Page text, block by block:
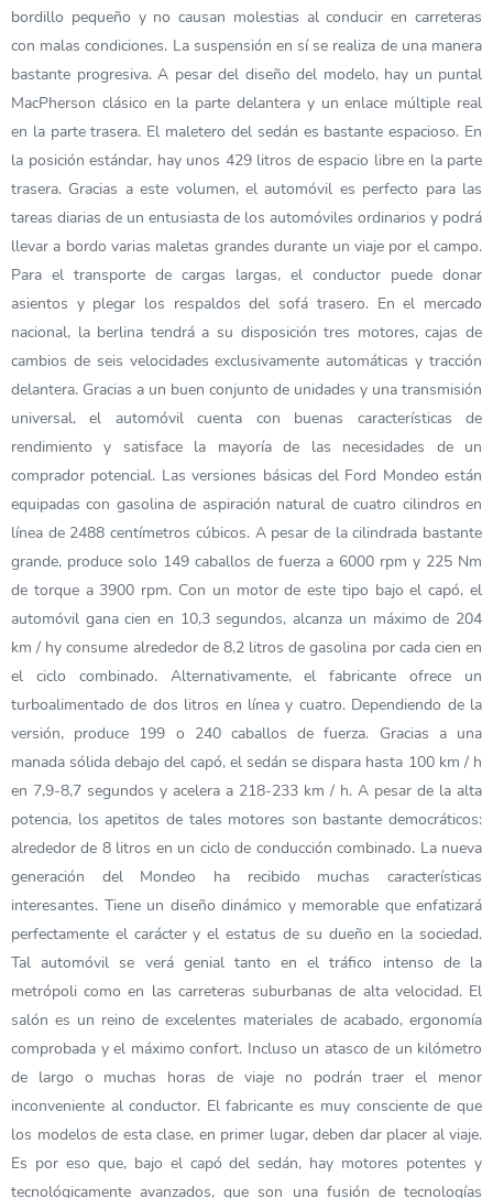
bordillo pequeño y no causan molestias al conducir en carreteras
con malas condiciones. La suspensión en sí se realiza de una manera
bastante progresiva. A pesar del diseño del modelo, hay un puntal
MacPherson clásico en la parte delantera y un enlace múltiple real
en la parte trasera. El maletero del sedán es bastante espacioso. En
la posición estándar, hay unos 429 litros de espacio libre en la parte
trasera. Gracias a este volumen, el automóvil es perfecto para las
tareas diarias de un entusiasta de los automóviles ordinarios y podrá
llevar a bordo varias maletas grandes durante un viaje por el campo.
Para el transporte de cargas largas, el conductor puede donar
asientos y plegar los respaldos del sofá trasero. En el mercado
nacional, la berlina tendrá a su disposición tres motores, cajas de
cambios de seis velocidades exclusivamente automáticas y tracción
delantera. Gracias a un buen conjunto de unidades y una transmisión
universal, el automóvil cuenta con buenas características de
rendimiento y satisface la mayoría de las necesidades de un
comprador potencial. Las versiones básicas del Ford Mondeo están
equipadas con gasolina de aspiración natural de cuatro cilindros en
línea de 2488 centímetros cúbicos. A pesar de la cilindrada bastante
grande, produce solo 149 caballos de fuerza a 6000 rpm y 225 Nm
de torque a 3900 rpm. Con un motor de este tipo bajo el capó, el
automóvil gana cien en 10,3 segundos, alcanza un máximo de 204
km / hy consume alrededor de 8,2 litros de gasolina por cada cien en
el ciclo combinado. Alternativamente, el fabricante ofrece un
turboalimentado de dos litros en línea y cuatro. Dependiendo de la
versión, produce 199 o 240 caballos de fuerza. Gracias a una
manada sólida debajo del capó, el sedán se dispara hasta 100 km / h
en 7,9-8,7 segundos y acelera a 218-233 km / h. A pesar de la alta
potencia, los apetitos de tales motores son bastante democráticos:
alrededor de 8 litros en un ciclo de conducción combinado. La nueva
generación del Mondeo ha recibido muchas características
interesantes. Tiene un diseño dinámico y memorable que enfatizará
perfectamente el carácter y el estatus de su dueño en la sociedad.
Tal automóvil se verá genial tanto en el tráfico intenso de la
metrópoli como en las carreteras suburbanas de alta velocidad. El
salón es un reino de excelentes materiales de acabado, ergonomía
comprobada y el máximo confort. Incluso un atasco de un kilómetro
de largo o muchas horas de viaje no podrán traer el menor
inconveniente al conductor. El fabricante es muy consciente de que
los modelos de esta clase, en primer lugar, deben dar placer al viaje.
Es por eso que, bajo el capó del sedán, hay motores potentes y
tecnológicamente avanzados, que son una fusión de tecnologías